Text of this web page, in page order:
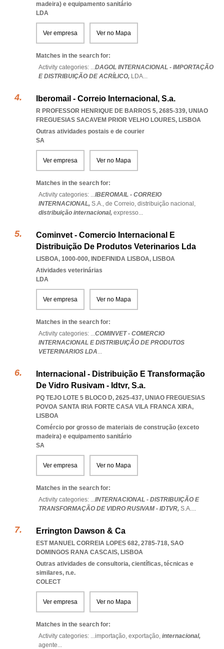
madeira) e equipamento sanitário
LDA
Ver empresa Ver no Mapa
Matches in the search for:
Activity categories: ...DAGOL INTERNACIONAL - IMPORTAÇÃO
E DISTRIBUIÇÃO DE ACRÍLICO, LDA...
Iberomail - Correio Internacional, S.a.
R PROFESSOR HENRIQUE DE BARROS 5, 2685-339, UNIAO
FREGUESIAS SACAVEM PRIOR VELHO LOURES, LISBOA
Outras atividades postais e de courier
SA
Ver empresa Ver no Mapa
Matches in the search for:
Activity categories: ...IBEROMAIL - CORREIO
INTERNACIONAL, S.A., de Correio, distribuição nacional,
distribuição internacional, expresso...
Cominvet - Comercio Internacional E
Distribuição De Produtos Veterinarios Lda
LISBOA, 1000-000, INDEFINIDA LISBOA, LISBOA
Atividades veterinárias
LDA
Ver empresa Ver no Mapa
Matches in the search for:
Activity categories: ...COMINVET - COMERCIO
INTERNACIONAL E DISTRIBUIÇÃO DE PRODUTOS
VETERINARIOS LDA...
Internacional - Distribuição E Transformação
De Vidro Rusivam - Idtvr, S.a.
PQ TEJO LOTE 5 BLOCO D, 2625-437, UNIAO FREGUESIAS
POVOA SANTA IRIA FORTE CASA VILA FRANCA XIRA,
LISBOA
Comércio por grosso de materiais de construção (exceto
madeira) e equipamento sanitário
SA
Ver empresa Ver no Mapa
Matches in the search for:
Activity categories: ...INTERNACIONAL - DISTRIBUIÇÃO E
TRANSFORMAÇÃO DE VIDRO RUSIVAM - IDTVR, S.A....
Errington Dawson & Ca
EST MANUEL CORREIA LOPES 682, 2785-718, SAO
DOMINGOS RANA CASCAIS, LISBOA
Outras atividades de consultoria, científicas, técnicas e
similares, n.e.
COLECT
Ver empresa Ver no Mapa
Matches in the search for:
Activity categories: ...importação, exportação, internacional,
agente...